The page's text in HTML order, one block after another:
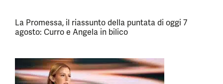
La Promessa, il riassunto della puntata di oggi 7
agosto: Curro e Angela in bilico